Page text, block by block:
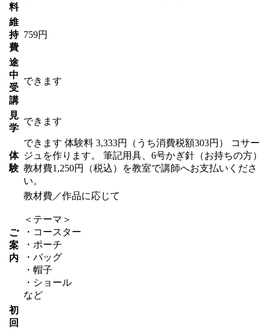
料
維
持
費
759円
途
中
受
講
できます
見
学
できます
体
験
できます 体験料 3,333円（うち消費税額303円）
コサー
ジュを作ります。 筆記用具、6号かぎ針（お持ちの方）
教材費1,250円（税込）を教室で講師へお支払いくださ
い。
ご
案
内
教材費／作品に応じて
＜テーマ＞
・コースター
・ポーチ
・バッグ
・帽子
・ショール
など
初
回